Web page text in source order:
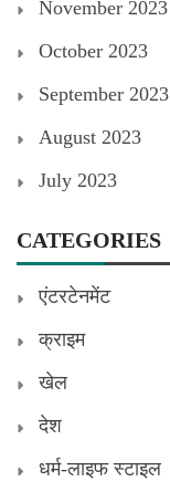
November 2023
October 2023
September 2023
August 2023
July 2023
CATEGORIES
एंटरटेनमेंट
क्राइम
खेल
देश
धर्म-लाइफ स्टाइल